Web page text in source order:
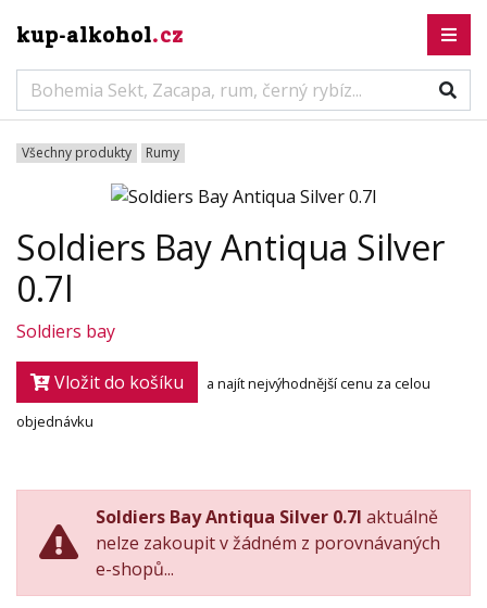
kup-alkohol.cz
Všechny produkty Rumy
Soldiers Bay Antiqua Silver
0.7l
Soldiers bay
Vložit do košíku
a najít nejvýhodnější cenu za celou
objednávku
Soldiers Bay Antiqua Silver 0.7l aktuálně
nelze zakoupit v žádném z porovnávaných
e-shopů...